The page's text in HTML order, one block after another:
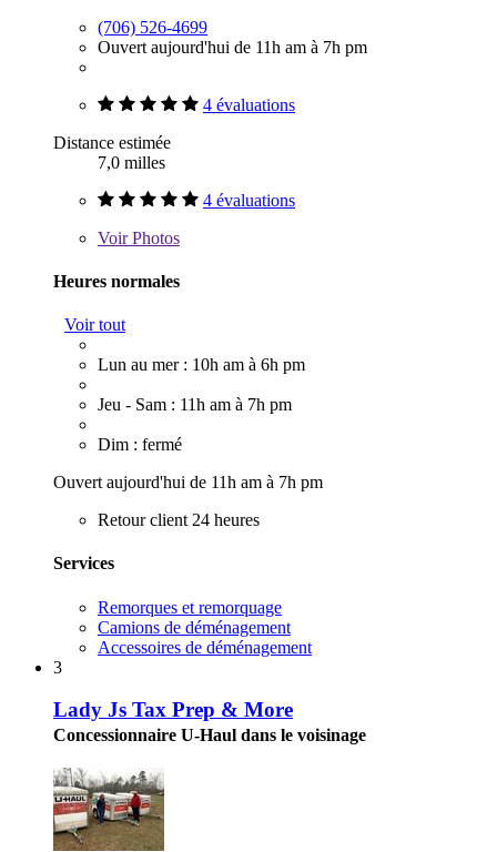
(706) 526-4699
Ouvert aujourd'hui de 11h am à 7h pm
4 évaluations
Distance estimée
7,0 milles
4 évaluations
VoirPhotos
Heures normales
Voir tout
Lun au mer : 10h am à 6h pm
Jeu - Sam : 11h am à 7h pm
Dim : fermé
Ouvert aujourd'hui de 11h am à 7h pm
Retour client 24 heures
Services
Remorques et remorquage
Camions de déménagement
Accessoires de déménagement
3
Lady Js Tax Prep & More
Concessionnaire U-Haul dans le voisinage